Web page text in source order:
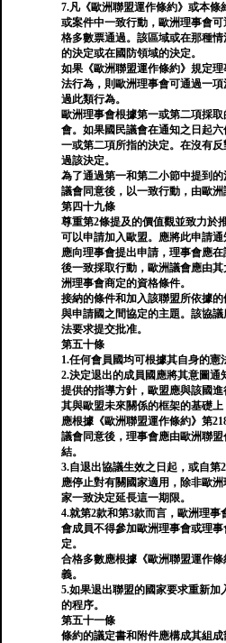
7.凡《歐洲聯盟運作條約》或本
或案件中一致行動，歐洲理事會
格多數票通過。該區域或在那種
的決定或在國防領域的決定。
如果《歐洲聯盟運作條約》規定
法行為，則歐洲理事會可通過一
過此類行為。
歐洲理事會根據第一或第二項採
會。如果國民議會在通知之日起
一或第二項所指的決定。在沒有
過該決定。
為了通過第一和第二小節中提到
議會同意後，以一致行動，由歐洲
第四十九條
尊重第2條提及的價值觀並致力於
可以申請加入歐盟。應將此申請
應向理事會提出申請，理事會應
後一致採取行動，歐洲議會應由
洲理事會商定的資格條件。
接納的條件和加入該聯盟所依據
與申請國之間協定的主題。該協
法要求提交批准。
第五十條
1.任何會員國均可根據其自身的憲
2.決定退出的成員國應將其意圖
提供的指導方針，歐盟應與該國
其與歐盟未來關係的框架的基礎
應根據《歐洲聯盟運作條約》第
議會同意後，理事會應由歐洲聯
結。
3.自退出協議生效之日起，或自
應停止對有關國家適用，除非歐
家一致決定延長這一期限。
4.就第2款和第3款而言，歐洲理
會成員不得參加歐洲理事會或理
定。
合格多數應根據《歐洲聯盟運作
義。
5.如果退出聯盟的國家要求重新加
的程序。
第五十一條
條約的議定書和附件應構成其組成